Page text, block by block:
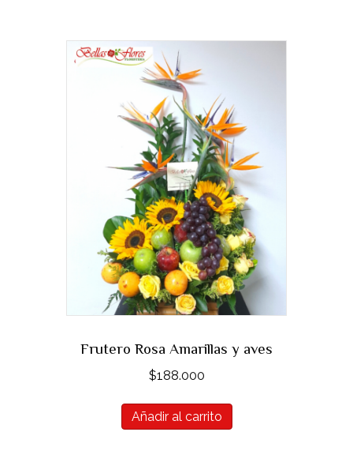
Frutero Rosa Amarillas y aves
$188.000
Añadir al carrito